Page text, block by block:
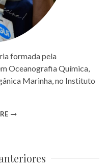
formada pela
Oceanografia Química,
Marinha, no Instituto